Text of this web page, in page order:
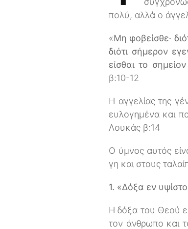
πολύ, αλλά ο
«Μη φοβείσθε·
διότι σήμερον
είσθαι το
β:10-12
Η αγγελίας της
ευλογημένα και
Λουκάς β:14
Ο ύμνος αυτός
γη και στους
1. «Δόξα εν
Η δόξα του Θεού
τον άνθρωπο και